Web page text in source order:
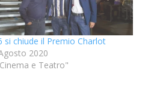
si chiude il Premio Charlot
2020
e Teatro"